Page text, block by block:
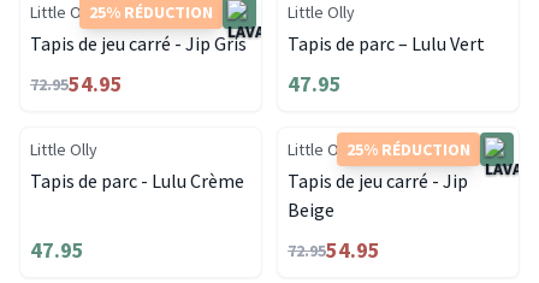
25% RÉDUCTION
Little Olly
Tapis de jeu carré - Jip Gris
72.9554.95
Little Olly
Tapis de parc – Lulu Vert
47.95
Little Olly
Tapis de parc - Lulu Crème
47.95
25% RÉDUCTION
Little Olly
Tapis de jeu carré - Jip
Beige
72.9554.95